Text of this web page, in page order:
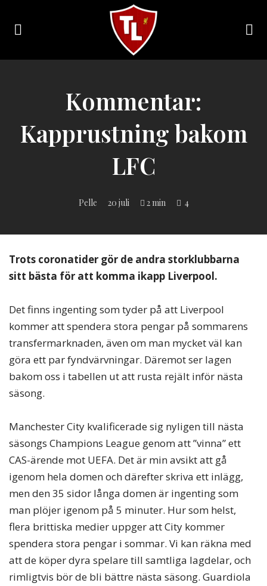
Sveriges
online
magazine!
Kommentar:
Kapprustning bakom
LFC
Pelle 20 juli 2 min 4
Trots coronatider gör de andra storklubbarna
sitt bästa för att komma ikapp Liverpool.
Det finns ingenting som tyder på att Liverpool
kommer att spendera stora pengar på sommarens
transfermarknaden, även om man mycket väl kan
göra ett par fyndvärvningar. Däremot ser lagen
bakom oss i tabellen ut att rusta rejält inför nästa
säsong.
Manchester City kvalificerade sig nyligen till nästa
säsongs Champions League genom att ”vinna” ett
CAS-ärende mot UEFA. Det är min avsikt att gå
igenom hela domen och därefter skriva ett inlägg,
men den 35 sidor långa domen är ingenting som
man plöjer igenom på 5 minuter. Hur som helst,
flera brittiska medier uppger att City kommer
spendera stora pengar i sommar. Vi kan räkna med
att de köper dyra spelare till samtliga lagdelar, och
rimligtvis bör de bli bättre nästa säsong. Guardiola